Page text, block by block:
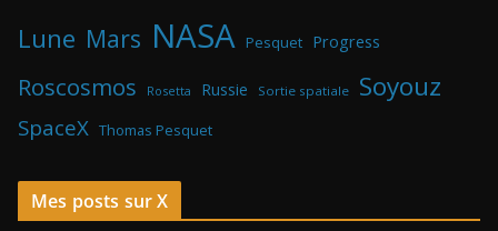
Lune Mars NASA Pesquet Progress
Roscosmos Rosetta Russie Sortie spatiale Soyouz
SpaceX Thomas Pesquet
Mes posts sur X